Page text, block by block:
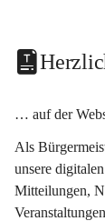
… auf der
Als
unsere
Mitteilungen,